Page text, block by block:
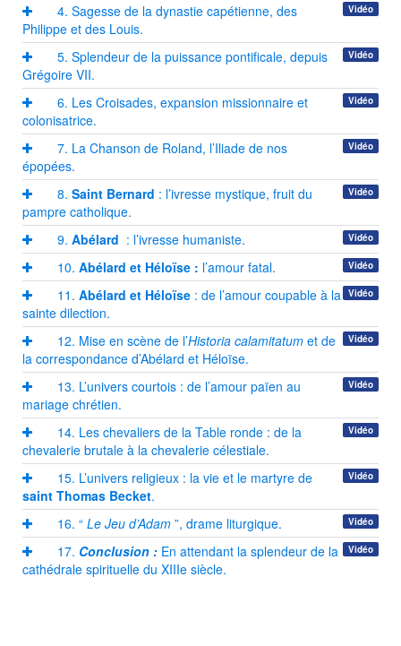
Vidéo
4. Sagesse de la dynastie capétienne, des
Philippe et des Louis.
Vidéo
5. Splendeur de la puissance pontificale, depuis
Grégoire VII.
Vidéo
6. Les Croisades, expansion missionnaire et
colonisatrice.
Vidéo
7. La Chanson de Roland, l’Iliade de nos
épopées.
Vidéo
8. Saint Bernard : l’ivresse mystique, fruit du
pampre catholique.
Vidéo
9. Abélard : l’ivresse humaniste.
Vidéo
10. Abélard et Héloïse : l’amour fatal.
Vidéo
11. Abélard et Héloïse : de l’amour coupable à la
sainte dilection.
Vidéo
12. Mise en scène de l’Historia calamitatum et de
la correspondance d’Abélard et Héloïse.
Vidéo
13. L’univers courtois : de l’amour païen au
mariage chrétien.
Vidéo
14. Les chevaliers de la Table ronde : de la
chevalerie brutale à la chevalerie célestiale.
Vidéo
15. L’univers religieux : la vie et le martyre de
saint Thomas Becket.
Vidéo
16. “ Le Jeu d’Adam ”, drame liturgique.
Vidéo
17. Conclusion : En attendant la splendeur de la
cathédrale spirituelle du XIIIe siècle.